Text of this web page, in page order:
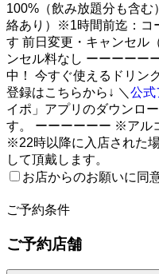
100%（飲み放題分も含む
絡あり）※1時間前迄：コ
す 前日変更・キャンセル
ンセル料なし ーーーーー
中！ 今すぐ使えるドリン
登録はこちらから↓ ＼ 公式
イポ」アプリのダウンロ
す。 ーーーーーー ※アル
※22時以降に入店された
して頂戴します。
お店からのお願いに同
ご予約条件
ご予約店舗